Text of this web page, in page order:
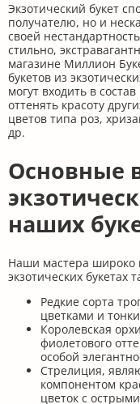
Экзотический букет
получателю, но и
своей
стильно,
магазине Миллион
букетов из
могут входить в
оттенять красоту
цветов типа роз,
др.
Основные
наших
Наши мастера широко
экзотических букетах
Редкие сорта
цветками и
Королевская
фиолетового
особой
Стрелиция,
компонентом
цветок с